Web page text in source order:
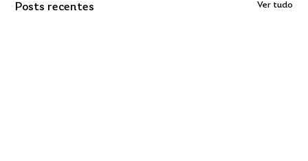
Posts recentes Ver tudo